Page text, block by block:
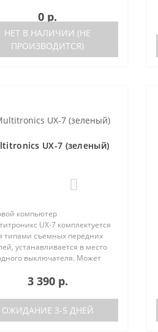
как с блоками управления
0 р.
НЕТ В НАЛИЧИИ (НЕ
ПРОИЗВОДИТСЯ)
UX-7 (зеленый)
компьютер
UX-7 комплектуется
типами съемных передних
устанавливается в место
выключателя. Может
GrantaЛада
/ Калина-2Лада Приора /
2Лада 110Ла..
3 390 р.
ОЖИДАНИЕ 3-5 ДНЕЙ